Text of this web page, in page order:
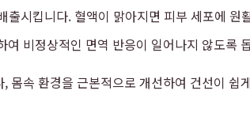
시킵니다. 혈액이 맑아지면 피부 세포에
비정상적인 면역 반응이 일어나지 않도록
몸속 환경을 근본적으로 개선하여 건선이